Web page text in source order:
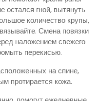
остался гной, вытянуть
количество крупы,
Смена повязки
наложением свежего
перекисью.
на спине,
протирается кожа.